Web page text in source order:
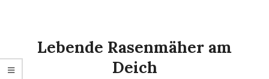
Lebende Rasenmäher am
Deich